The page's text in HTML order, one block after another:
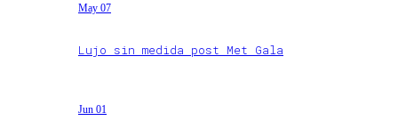
May 07
Lujo sin medida post Met Gala
Jun 01